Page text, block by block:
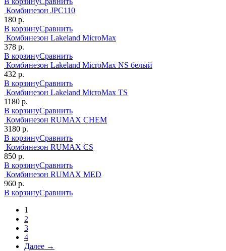
Комбинезон JPC110
180 р.
В корзинуСравнить
Комбинезон Lakeland MicroMax
378 р.
В корзинуСравнить
Комбинезон Lakeland MicroMax NS белый
432 р.
В корзинуСравнить
Комбинезон Lakeland MicroMax TS
1180 р.
В корзинуСравнить
Комбинезон RUMAX CHEM
3180 р.
В корзинуСравнить
Комбинезон RUMAX CS
850 р.
В корзинуСравнить
Комбинезон RUMAX MED
960 р.
В корзинуСравнить
1
2
3
4
Далее →